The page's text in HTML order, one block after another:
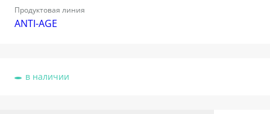
Продуктовая линия
ANTI-AGE
в наличии